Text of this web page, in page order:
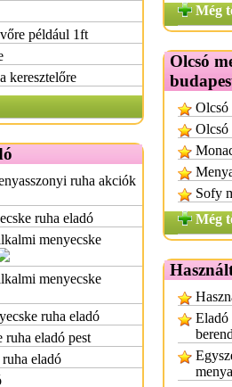
például 1ft
keresztelőre
ruha akciók
ruha eladó
menyecske
menyecske
ruha eladó
ruha eladó pest
eladó
Még
Olcsó
Olcsó
Olcsó
Sofy
Még
Eladó